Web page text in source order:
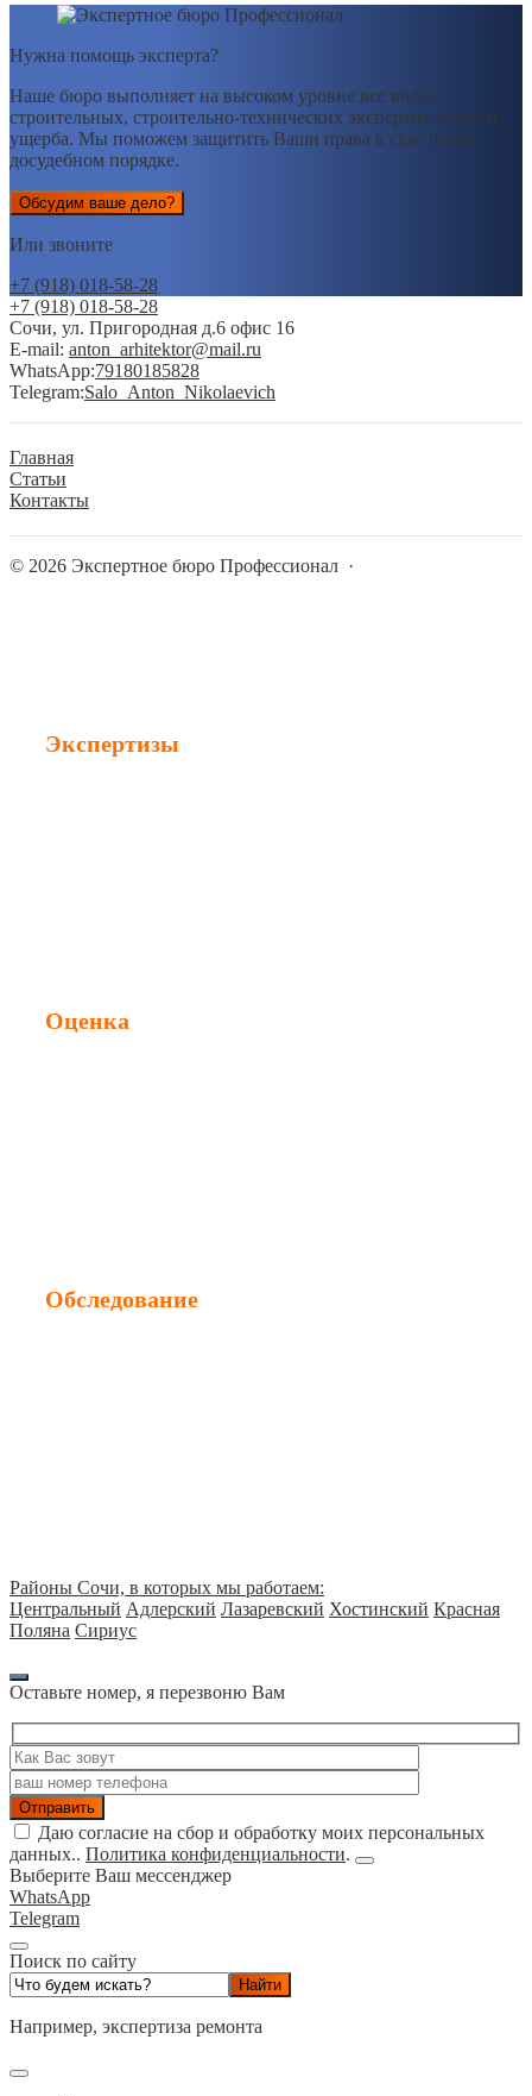
Нужна помощь эксперта?
Наше бюро выполняет на высоком уровне все виды
строительных, строительно-технических экспертиз, оценки
ущерба. Мы поможем защитить Ваши права в суде или в
досудебном порядке.
Обсудим ваше дело?
Или звоните
+7 (918) 018-58-28
+7 (918) 018-58-28
Сочи, ул. Пригородная д.6 офис 16
E-mail: anton_arhitektor@mail.ru
WhatsApp:79180185828
Telegram:Salo_Anton_Nikolaevich
Главная
Статьи
Контакты
© 2026 Экспертное бюро Профессионал ·
Экспертизы
Оценка
Обследование
Районы Сочи, в которых мы работаем:
Центральный Адлерский Лазаревский Хостинский Красная
Поляна Сириус
Оставьте номер, я перезвоню Вам
Даю согласие на сбор и обработку моих персональных
данных.. Политика конфиденциальности.
Выберите Ваш мессенджер
WhatsApp
Telegram
Поиск по сайту
Например, экспертиза ремонта